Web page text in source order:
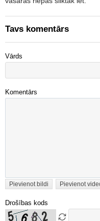
Tavs komentārs
Vārds
Komentārs
Pievienot bildi Pievienot
Drošības kods